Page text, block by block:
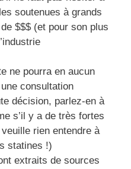
soutenues à grands
$$$ (et pour son plus
ne pourra en aucun
consultation
décision, parlez-en à
s’il y a de très fortes
rien entendre à
statines !)
extraits de sources